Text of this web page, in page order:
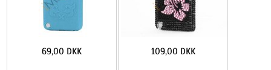
69,00 DKK 109,00 DKK